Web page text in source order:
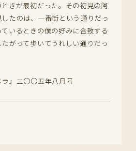
きが最初だった。その初見の阿
たのは、一番街という通りだっ
いるときの僕の好みに合致する
がって歩いてうれしい通りだっ
』二〇〇五年八月号